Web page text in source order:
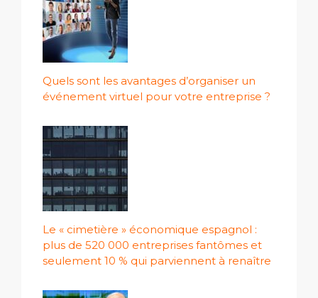
Quels sont les avantages d’organiser un
événement virtuel pour votre entreprise ?
Le « cimetière » économique espagnol :
plus de 520 000 entreprises fantômes et
seulement 10 % qui parviennent à renaître